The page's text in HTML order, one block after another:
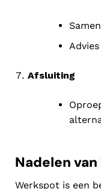
Afsluiting
Nadelen
Werkspot is een